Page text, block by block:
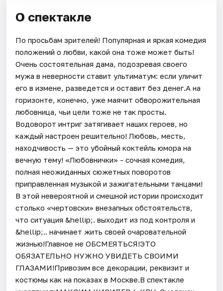
О спектакле
По просьбам зрителей! Популярная и яркая комедия
положений о любви, какой она тоже может быть!
Очень состоятельная дама, подозревая своего
мужа в неверности ставит ультиматум: если уличит
его в измене, разведется и оставит без денег.А на
горизонте, конечно, уже маячит обворожительная
любовница, чьи цели тоже не так просты.
Водоворот интриг затягивает наших героев, но
каждый настроен решительно! Любовь, месть,
находчивость — это убойный коктейль юмора на
вечную тему! «Любовнички» - сочная комедия,
полная неожиданных сюжетных поворотов
приправленная музыкой и зажигательными танцами!
В этой невероятной и смешной истории происходит
столько «чертовски» внезапных обстоятельств,
что ситуация &hellip;. выходит из под контроля и
&hellip;.. начинает жить своей очаровательной
жизнью!Главное не ОБСМЕЯТЬСЯ!ЭТО
ОБЯЗАТЕЛЬНО НУЖНО УВИДЕТЬ СВОИМИ
ГЛАЗАМИ!Привозим все декорации, реквизит и
костюмы как на показах в Москве.В спектакле